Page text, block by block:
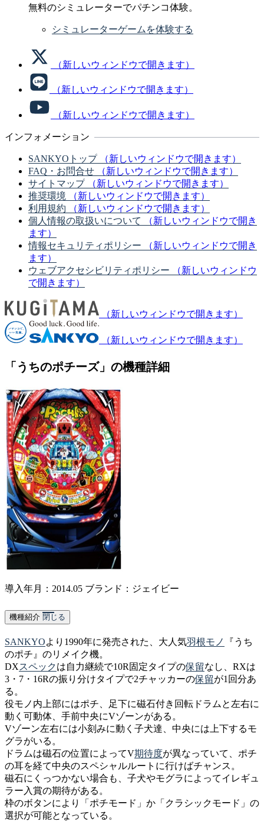
無料のシミュレーターでパチンコ体験。
シミュレーターゲームを体験する
（新しいウィンドウで開きます）
（新しいウィンドウで開きます）
（新しいウィンドウで開きます）
インフォメーション
SANKYOトップ
（新しいウィンドウで開きます）
FAQ・お問合せ
（新しいウィンドウで開きます）
サイトマップ
（新しいウィンドウで開きます）
推奨環境
（新しいウィンドウで開きます）
利用規約
（新しいウィンドウで開きます）
個人情報の取扱いについて
（新しいウィンドウで開き
ます）
情報セキュリティポリシー
（新しいウィンドウで開き
ます）
ウェブアクセシビリティポリシー
（新しいウィンドウ
で開きます）
（新しいウィンドウで開きます）
（新しいウィンドウで開きます）
「うちのポチーズ」の機種詳細
導入年月：2014.05 ブランド：ジェイビー
機種紹介 閉じる
SANKYOより1990年に発売された、大人気羽根モノ
『うち
のポチ』のリメイク機。
DXスペックは自力継続で10R固定タイプの保留なし、RXは
3・7・16Rの振り分けタイプで2チャッカーの保留が1回分あ
る。
役モノ内上部にはポチ、足下に磁石付き回転ドラムと左右に
動く可動体、手前中央にVゾーンがある。
Vゾーン左右には小刻みに動く子犬達、中央には上下するモ
グラがいる。
ドラムは磁石の位置によってV期待度が異なっていて、ポチ
の耳を経て中央のスペシャルルートに行けばチャンス。
磁石にくっつかない場合も、子犬やモグラによってイレギュ
ラー入賞の期待がある。
枠のボタンにより「ポチモード」か「クラシックモード」の
選択が可能となっている。